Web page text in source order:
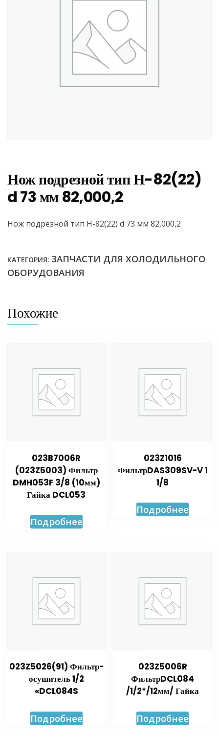
Нож подрезной тип Н-82(22)
d 73 мм 82,000,2
Нож подрезной тип Н-82(22) d 73 мм 82,000,2
КАТЕГОРИЯ: ЗАПЧАСТИ ДЛЯ ХОЛОДИЛЬНОГО
ОБОРУДОВАНИЯ
Похожие
023B7006R
(023Z5003) Фильтр
DMH053F 3/8 (10мм)
Гайка DCL053
Подробнее
023Z1016
ФильтрDAS309SV-V 1
1/8
Подробнее
023Z5026(91) Фильтр-
осушитель 1/2
«DCL084S
Подробнее
023Z5006R
ФильтрDCL084
/1/2*/12мм/ Гайка
Подробнее